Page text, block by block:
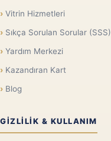
Vitrin Hizmetleri
Sıkça Sorulan Sorular (SSS)
Yardım Merkezi
Kazandıran Kart
Blog
GIZLILIK & KULLANIM